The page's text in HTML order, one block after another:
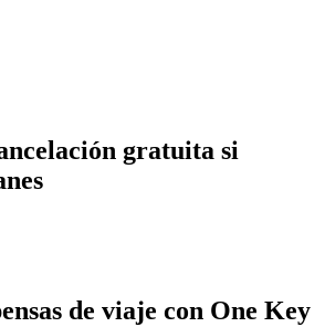
gratuita si
de viaje con One Key